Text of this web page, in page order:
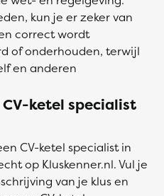
kun je er zeker van
correct wordt
of onderhouden, terwijl
en anderen
CV-ketel specialist
CV-ketel specialist in
op Kluskenner.nl. Vul je
van je klus en